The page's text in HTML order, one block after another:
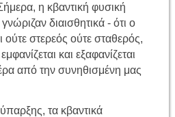
η κβαντική φυσική
διαισθητικά - ότι ο
ούτε στερεός ούτε σταθερός,
και εξαφανίζεται
​​από την συνηθισμένη μας
τα κβαντικά